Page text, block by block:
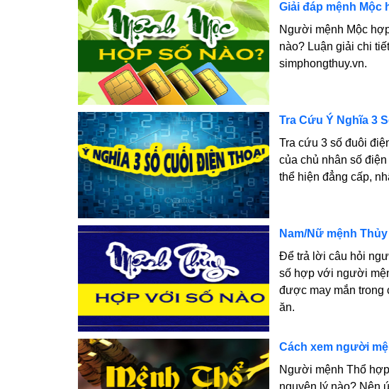
Giải đáp mệnh
Người mệnh Mộc
nào? Luận giải chi
simphongthuy.vn.
Tra Cứu Ý Nghĩa 3
Tra cứu 3 số đuôi
của chủ nhân số
thể hiện đẳng cấp,
Nam/Nữ mệnh
Để trả lời câu hỏi
số hợp với người
được may mắn trong
ăn.
Cách xem người
Người mệnh Thổ
nguyên lý nào? Nên